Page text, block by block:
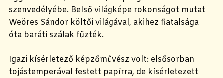
szenvedélyébe. Belső világképe rokonságot mutat
Weöres Sándor költői világával, akihez fiatalsága
óta baráti szálak fűzték.
Igazi kísérletező képzőművész volt: elsősorban
tojástemperával festett papírra, de kísérletezett